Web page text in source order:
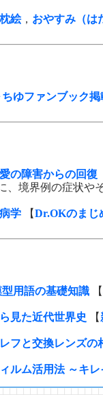
絵， おやすみ（は
ゆファンブック掲
の障害からの回復
、境界例の症状や
学 【Dr.OKのまじ
用語の基礎知識 【
見た近代世界史 【
フと交換レンズの
ルム活用法 ～キ